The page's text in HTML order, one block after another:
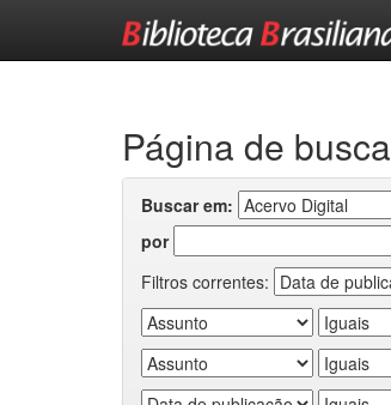
Página de busca
Buscar em:
por
Filtros correntes: